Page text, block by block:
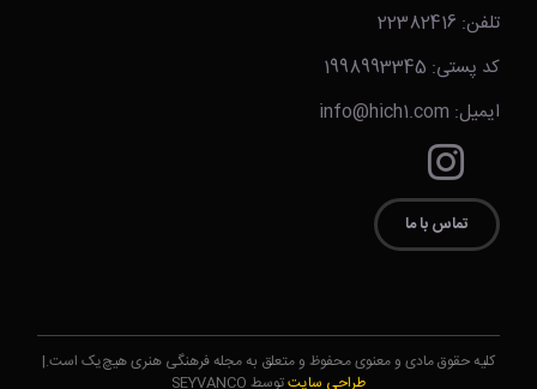
تلفن: 22382416
کد پستی: 1998993345
ایمیل: info@hich1.com
تماس با ما
کلیه حقوق مادی و معنوی محفوظ و متعلق به مجله فرهنگی هنری هیچ‌یک است.|